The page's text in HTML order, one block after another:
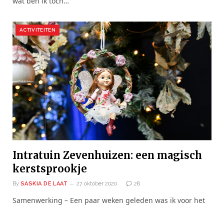
ACTIVITEITEN
Intratuin Zevenhuizen: een magisch
kerstsprookje
By SASKIA DE LAAT 27 oktober 2020 28
Samenwerking – Een paar weken geleden was ik voor het